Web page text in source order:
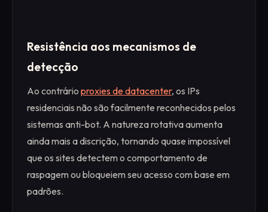
Resistência aos mecanismos de
detecção
Ao contrário proxies de datacenter, os IPs
residenciais não são facilmente reconhecidos pelos
sistemas anti-bot. A natureza rotativa aumenta
ainda mais a discrição, tornando quase impossível
que os sites detectem o comportamento de
raspagem ou bloqueiem seu acesso com base em
padrões.